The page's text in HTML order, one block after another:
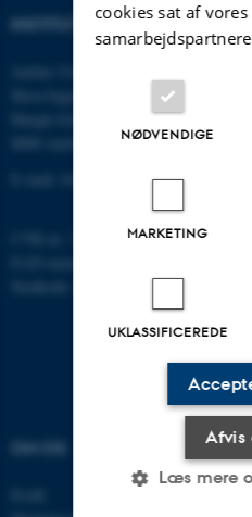
INSTITUT FOR BIOMEDICIN
Høegh-Guldbergs Gade 10
E-mail: biomed@au.dk
CVR-nr: 31119103
OM OS
cookies sat af vores
NØDVENDIGE
MARKETING
UKLASSIFICEREDE
Afvis
Læs mere